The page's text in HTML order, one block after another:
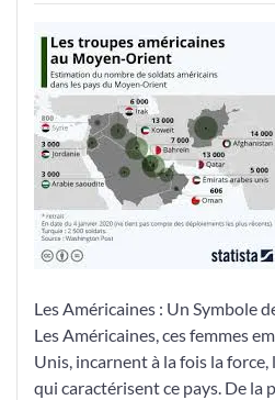
Américaines
:
Symboles
de
Liberté
et
de
Diversité
Les Américaines : Un Symbole
Les Américaines, ces femmes
Unis, incarnent à la fois la
qui caractérisent ce pays. De la